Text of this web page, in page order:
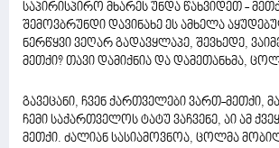
საპირისპირო მხარეს უნდა წახვიდეთ -
შემოვბრუნდი დავინახე ეს ამხელა
ნერწყვი ვეღარ გადავყლაპე, შევხედე,
მეთქი? თავი დამიქნია და დამეთანხმა,
გავეცანი, ჩვენ ქართველები ვართ-მეთქი,
ჩემი საქართველოს ტატუ ვაჩვენე, აი ამ
მეთქი. ძალიან სასიამოვნოა, ცოლმა